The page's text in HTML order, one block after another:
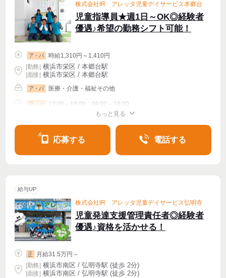
株式会社IR アレッタ児童デイサービス本郷台
児童指導員★週1日～OK◎経験者
優遇♪希望の勤務シフト可能！
ア・パ
時給1,310円～1,410円
|勤務 横浜市栄区 / 本郷台駅
| 面接 | 横浜市栄区 / 本郷台駅
ア・パ 医療・介護・福祉その他
ア・パ 13:00～19:00、09:00～18:00
もっと見る
応募する 電話する
給与UP
株式会社IR アレッタ児童デイサービス弘明寺
児童発達支援管理責任者◎経験者
優遇♪資格を活かせる！
正
月給31.5万円～
|勤務 横浜市南区 / 弘明寺駅 (徒歩 2分)
| 面接 | 横浜市南区 / 弘明寺駅 (徒歩 2分)